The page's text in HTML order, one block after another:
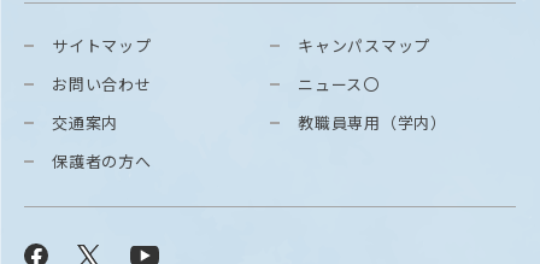
サイトマップ
お問い合わせ
交通案内
保護者の方へ
Facebook
キャンパスマップ
ニュース〇
教職員専用（学内）